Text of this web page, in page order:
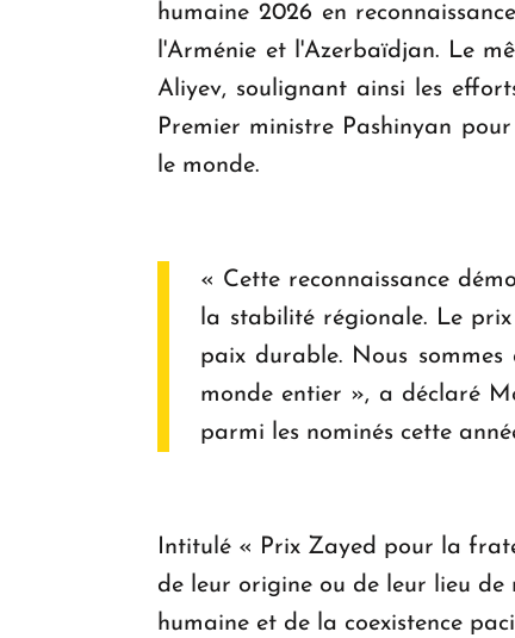
humaine 2026 en
l'Arménie et l'Azerbaïdjan. Le
Aliyev, soulignant ainsi les
Premier ministre Pashinyan
le monde.
« Cette reconnaissance
la stabilité régionale. Le
paix durable. Nous
monde entier », a déclaré
parmi les nominés cette
Intitulé « Prix Zayed pour la
de leur origine ou de leur lieu
humaine et de la coexistence